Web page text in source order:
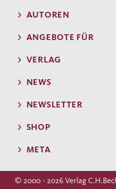
AUTOREN
ANGEBOTE FÜR
VERLAG
NEWS
NEWSLETTER
SHOP
META
© 2000 - 2026 Verlag